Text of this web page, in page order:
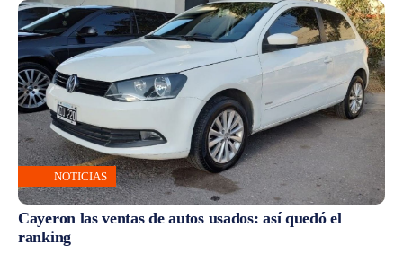
NOTICIAS
Cayeron las ventas de autos usados: así quedó el
ranking